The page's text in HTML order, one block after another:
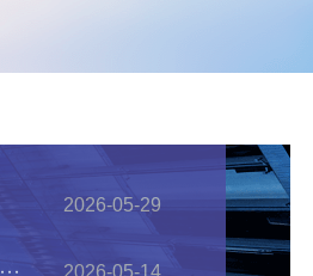
2026-07-02
2026-06-06